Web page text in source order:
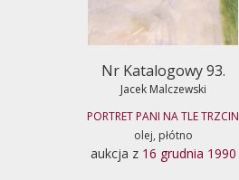
Nr Katalogowy 93.
Jacek Malczewski
PORTRET PANI NA TLE TRZCIN
olej, płótno
aukcja z 16 grudnia 1990